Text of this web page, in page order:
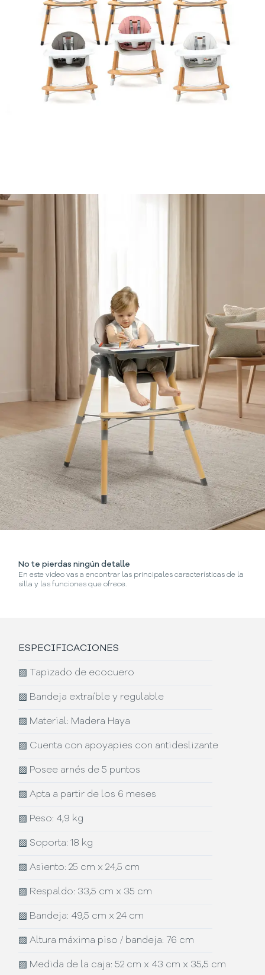
No te pierdas ningún detalle
En este video vas a encontrar las principales características de la
silla y las funciones que ofrece.
ESPECIFICACIONES
▨ Tapizado de ecocuero
▨ Bandeja extraíble y regulable
▨ Material: Madera Haya
▨ Cuenta con apoyapies con antideslizante
▨ Posee arnés de 5 puntos
▨Apta a partir de los 6 meses
▨ Peso: 4,9 kg
▨ Soporta: 18 kg
▨Asiento: 25 cm x 24,5 cm
▨ Respaldo: 33,5 cm x 35 cm
▨ Bandeja: 49,5 cm x 24 cm
▨Altura máxima piso / bandeja: 76 cm
▨ Medida de la caja: 52 cm x 43 cm x 35,5 cm